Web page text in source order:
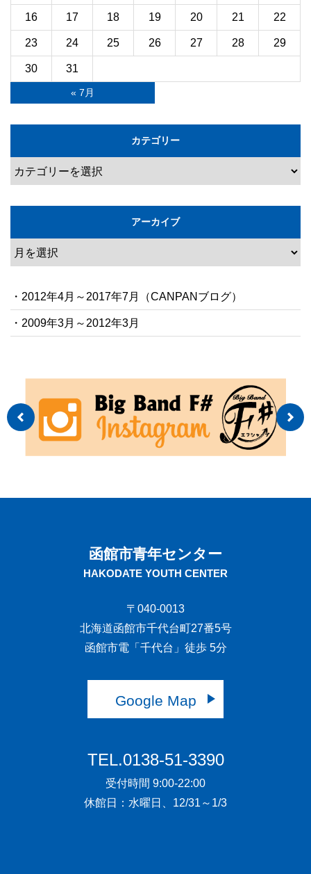
16 17 18 19 20 21 22
23 24 25 26 27 28 29
30 31
« 7月
カテゴリー
アーカイブ
・2012年4月～2017年7月（CANPANブログ）
・2009年3月～2012年3月
函館市青年センター
HAKODATE YOUTH CENTER
〒040-0013
北海道函館市千代台町27番5号
函館市電「千代台」徒歩 5分
Google Map
TEL.0138-51-3390
受付時間 9:00-22:00
休館日：水曜日、12/31～1/3